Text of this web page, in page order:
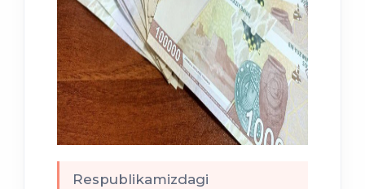
Respublikamizdagi